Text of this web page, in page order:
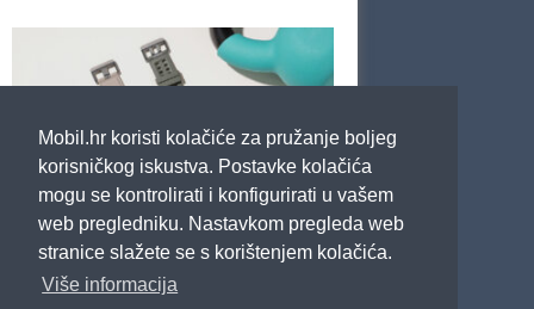
Mobil.hr koristi kolačiće za pružanje boljeg
korisničkog iskustva. Postavke kolačića
mogu se kontrolirati i konfigurirati u vašem
web pregledniku. Nastavkom pregleda web
stranice slažete se s korištenjem kolačića.
Više informacija
Cafe Mobil
Usporedi mobitele
Impressum
Marketing
Pravne odredbe
Izjava o privatnosti
POTRAŽITE NAS